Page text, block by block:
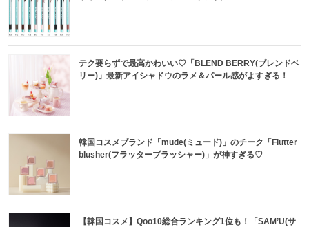
テク要らずで最高かわいい♡「BLEND BERRY(ブレンドベ
リー)」最新アイシャドウのラメ＆パール感がよすぎる！
韓国コスメブランド「mude(ミュード)」のチーク「Flutter
blusher(フラッターブラッシャー)」が神すぎる♡
【韓国コスメ】Qoo10総合ランキング1位も！「SAM’U(サ